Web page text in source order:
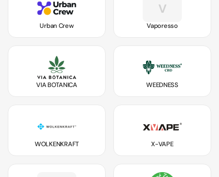
Urban Crew
V
Vaporesso
VIA BOTANICA WEEDNESS
WOLKENKRAFT X-VAPE